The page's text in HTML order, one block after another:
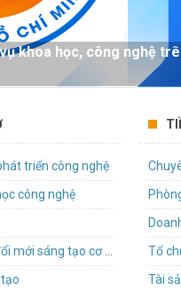
khoa học, công nghệ
triển công nghệ
công nghệ
Tổ
Tài